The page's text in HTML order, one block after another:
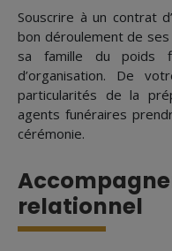
Souscrire à un contrat
bon déroulement de
sa famille du poids
d’organisation. De
particularités de la
agents funéraires
cérémonie.
relationnel